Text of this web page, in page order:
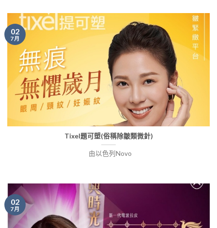
Tixel題可塑(俗稱除皺類微針)
由以色列Novo
02
7 月
02
7 月